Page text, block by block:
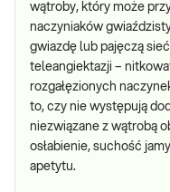
wątroby, który może
naczyniaków
gwiazdę lub pajęczą
teleangiektazji –
rozgałęzionych
to, czy nie występują
niezwiązane z wątrobą
osłabienie, suchość
apetytu.